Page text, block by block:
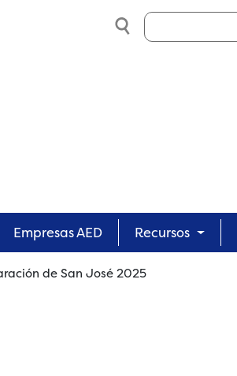
Search
Empresas AED Recursos
de San José 2025